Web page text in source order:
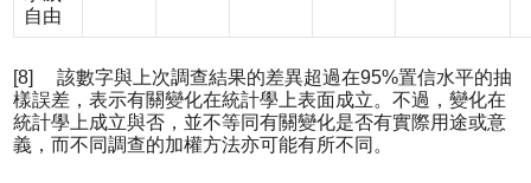
自由
[8] 該數字與上次調查結果的差異超過在95%置信水平的抽
樣誤差，表示有關變化在統計學上表面成立。不過，變化在
統計學上成立與否，並不等同有關變化是否有實際用途或意
義，而不同調查的加權方法亦可能有所不同。